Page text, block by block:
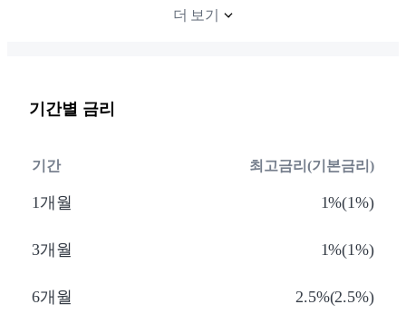
더 보기
기간별 금리
기간 최고금리(기본금리)
1개월 1%(1%)
3개월 1%(1%)
6개월 2.5%(2.5%)